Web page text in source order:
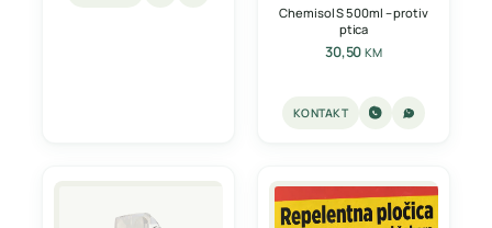
Chemisol S 500ml – protiv
ptica
30,50KM
KONTAKT